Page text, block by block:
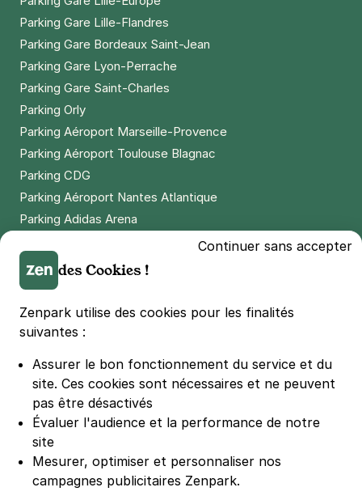
6 rue Louis Lejeune
92120Montrouge
4,7 (856 avis)
2,50 € /heure , 20 €/jour,82 €/semaine
Réserver
+ Abonnements disponibles
75014Paris
4,6
3,92 €
103,04 €/semaine
(tarifs dégressifs)
20 rue de l'Eure
75014Paris
3,9(785 avis)
3 €/heure
Réserver
+ Abonnements disponibles
Parking Gare Lille-Flandres
Parking Gare Bordeaux Saint-Jean
Parking Gare Lyon-Perrache
Parking Gare Saint-Charles
Parking Orly
Parking Aéroport Marseille-Provence
Parking Aéroport Toulouse Blagnac
Parking CDG
Parking Aéroport Nantes Atlantique
Parking Adidas Arena
Parking LDLC Arena
Parking Stade Pierre Mauroy
Parking Groupama Stadium
Parking Vélodrome
Parking Bercy
Parking La Défense Arena
Parking Les 4 temps
Parking Nation
Parking Porte de Versailles
Parking Lille Grand Palais
Continuer sans accepter
des Cookies !
Zenpark utilise des cookies pour les finalités
suivantes :
Assurer le bon fonctionnement du service et du
site. Ces cookies sont nécessaires et ne peuvent
pas être désactivés
Évaluer l'audience et la performance de notre
site
Mesurer, optimiser et personnaliser nos
campagnes publicitaires Zenpark.